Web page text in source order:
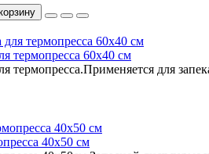
термопресса 60х40 см
термопресса.Применяется для
40х50 см